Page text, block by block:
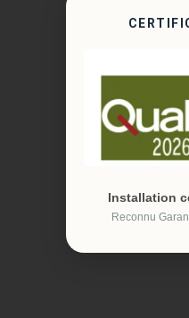
Installation
Reconnu